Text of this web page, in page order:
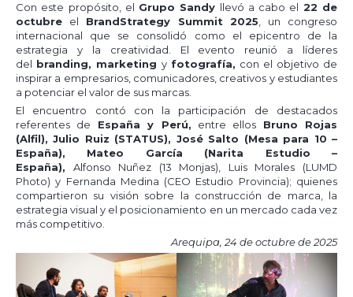
Con este propósito, el Grupo Sandy llevó a cabo el 22 de
octubre el BrandStrategy Summit 2025, un congreso
internacional que se consolidó como el epicentro de la
estrategia y la creatividad. El evento reunió a líderes
del branding, marketing y fotografía, con el objetivo de
inspirar a empresarios, comunicadores, creativos y estudiantes
a potenciar el valor de sus marcas.
El encuentro contó con la participación de destacados
referentes de España y Perú, entre ellos Bruno Rojas
(Alfil),Julio Ruiz (STATUS), José Salto (Mesa para 10 –
España), Mateo García (Narita Estudio –
España), Alfonso Nuñez (13 Monjas), Luis Morales (LUMD
Photo) y Fernanda Medina (CEO Estudio Provincia); quienes
compartieron su visión sobre la construcción de marca, la
estrategia visual y el posicionamiento en un mercado cada vez
más competitivo.
Arequipa, 24 de octubre de 2025